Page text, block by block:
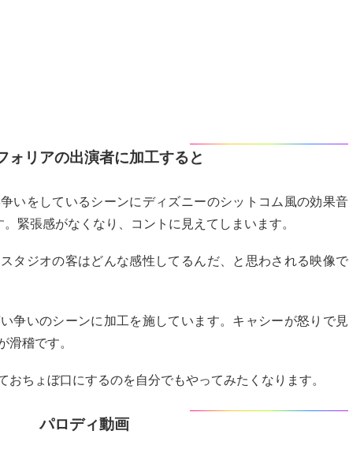
ォリアの出演者に加工すると
いをしているシーンにディズニーのシットコム風の効果音
緊張感がなくなり、コントに見えてしまいます。
タジオの客はどんな感性してるんだ、と思わされる映像で
争いのシーンに加工を施しています。キャシーが怒りで見
稽です。
ちょぼ口にするのを自分でもやってみたくなります。
パロディ動画